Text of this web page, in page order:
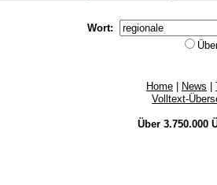
Wort:
Home News
Volltext-
Über 3.750.000